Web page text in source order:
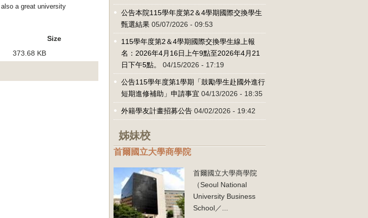
a great university
Size
373.68 KB
公告本院115學年度第2＆4學期國際交換學生
甄選結果 05/07/2026 - 09:53
115學年度第2＆4學期國際交換學生線上報
名：2026年4月16日上午9點至2026年4月21
日下午5點。
04/15/2026 - 17:19
公告115學年度第1學期「鼓勵學生赴國外進行
短期進修補助」申請事宜 04/13/2026 - 18:35
外籍學友計畫招募公告 04/02/2026 - 19:42
姊妹校
首爾國立大學商學院
首爾國立大學商學院
（Seoul National
University Business
School／...